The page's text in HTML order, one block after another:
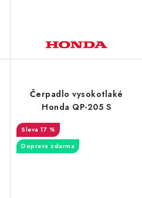
Čerpadlo vysokotlaké
Honda QP-205 S
17 %
Doprava zdarma